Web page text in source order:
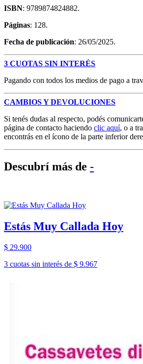
ISBN: 9789874824882.
Páginas: 128.
Fecha de publicación: 26/05/2025.
3 CUOTAS SIN INTERÉS
Pagando con todos los medios de pago a
CAMBIOS Y DEVOLUCIONES
Si tenés dudas al respecto, podés
página de contacto haciendo clic aquí, o a
encontrás en el ícono de la parte inferior
Descubrí más de -
Estás Muy Callada Hoy
$ 29.900
3 cuotas sin interés de $ 9.967